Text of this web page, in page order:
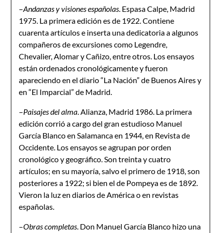
–Andanzas y visiones españolas. Espasa Calpe, Madrid
1975. La primera edición es de 1922. Contiene
cuarenta artículos e inserta una dedicatoria a algunos
compañeros de excursiones como Legendre,
Chevalier, Alomar y Cañizo, entre otros. Los ensayos
están ordenados cronológicamente y fueron
apareciendo en el diario “La Nación” de Buenos Aires y
en “El Imparcial” de Madrid.
–Paisajes del alma. Alianza, Madrid 1986. La primera
edición corrió a cargo del gran estudioso Manuel
García Blanco en Salamanca en 1944, en Revista de
Occidente. Los ensayos se agrupan por orden
cronológico y geográfico. Son treinta y cuatro
artículos; en su mayoría, salvo el primero de 1918, son
posteriores a 1922; si bien el de Pompeya es de 1892.
Vieron la luz en diarios de América o en revistas
españolas.
–Obras completas. Don Manuel García Blanco hizo una